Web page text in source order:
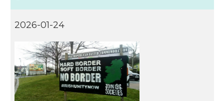
CAMON
CAMON Catalans a READING
CAMON Catalans a RUGBY
2026-01-24